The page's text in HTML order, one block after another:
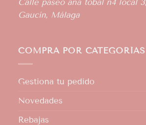
Calle paseo ana tobal n4 local
Gaucín, Málaga
COMPRA POR CATEGORÍAS
Gestiona tu pedido
Novedades
Rebajas